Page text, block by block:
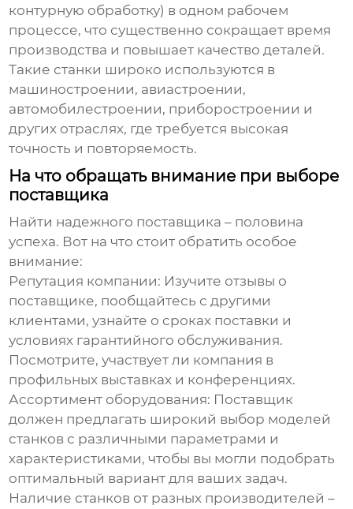
контурную обработку) в одном рабочем
процессе, что существенно сокращает время
производства и повышает качество деталей.
Такие станки широко используются в
машиностроении, авиастроении,
автомобилестроении, приборостроении и
других отраслях, где требуется высокая
точность и повторяемость.
На что обращать внимание при выборе
поставщика
Найти надежного поставщика – половина
успеха. Вот на что стоит обратить особое
внимание:
Репутация компании: Изучите отзывы о
поставщике, пообщайтесь с другими
клиентами, узнайте о сроках поставки и
условиях гарантийного обслуживания.
Посмотрите, участвует ли компания в
профильных выставках и конференциях.
Ассортимент оборудования: Поставщик
должен предлагать широкий выбор моделей
станков с различными параметрами и
характеристиками, чтобы вы могли подобрать
оптимальный вариант для ваших задач.
Наличие станков от разных производителей –